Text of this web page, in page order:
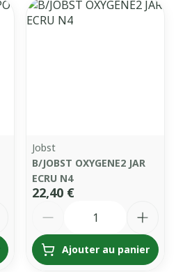
Jobst
B/JOBST OXYGENE2 JAR
ECRU N4
22,40 €
Ajouter au panier